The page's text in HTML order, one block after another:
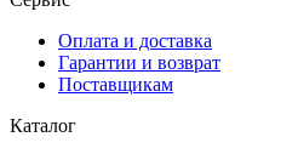
Оплата и доставка
Гарантии и возврат
Поставщикам
Каталог